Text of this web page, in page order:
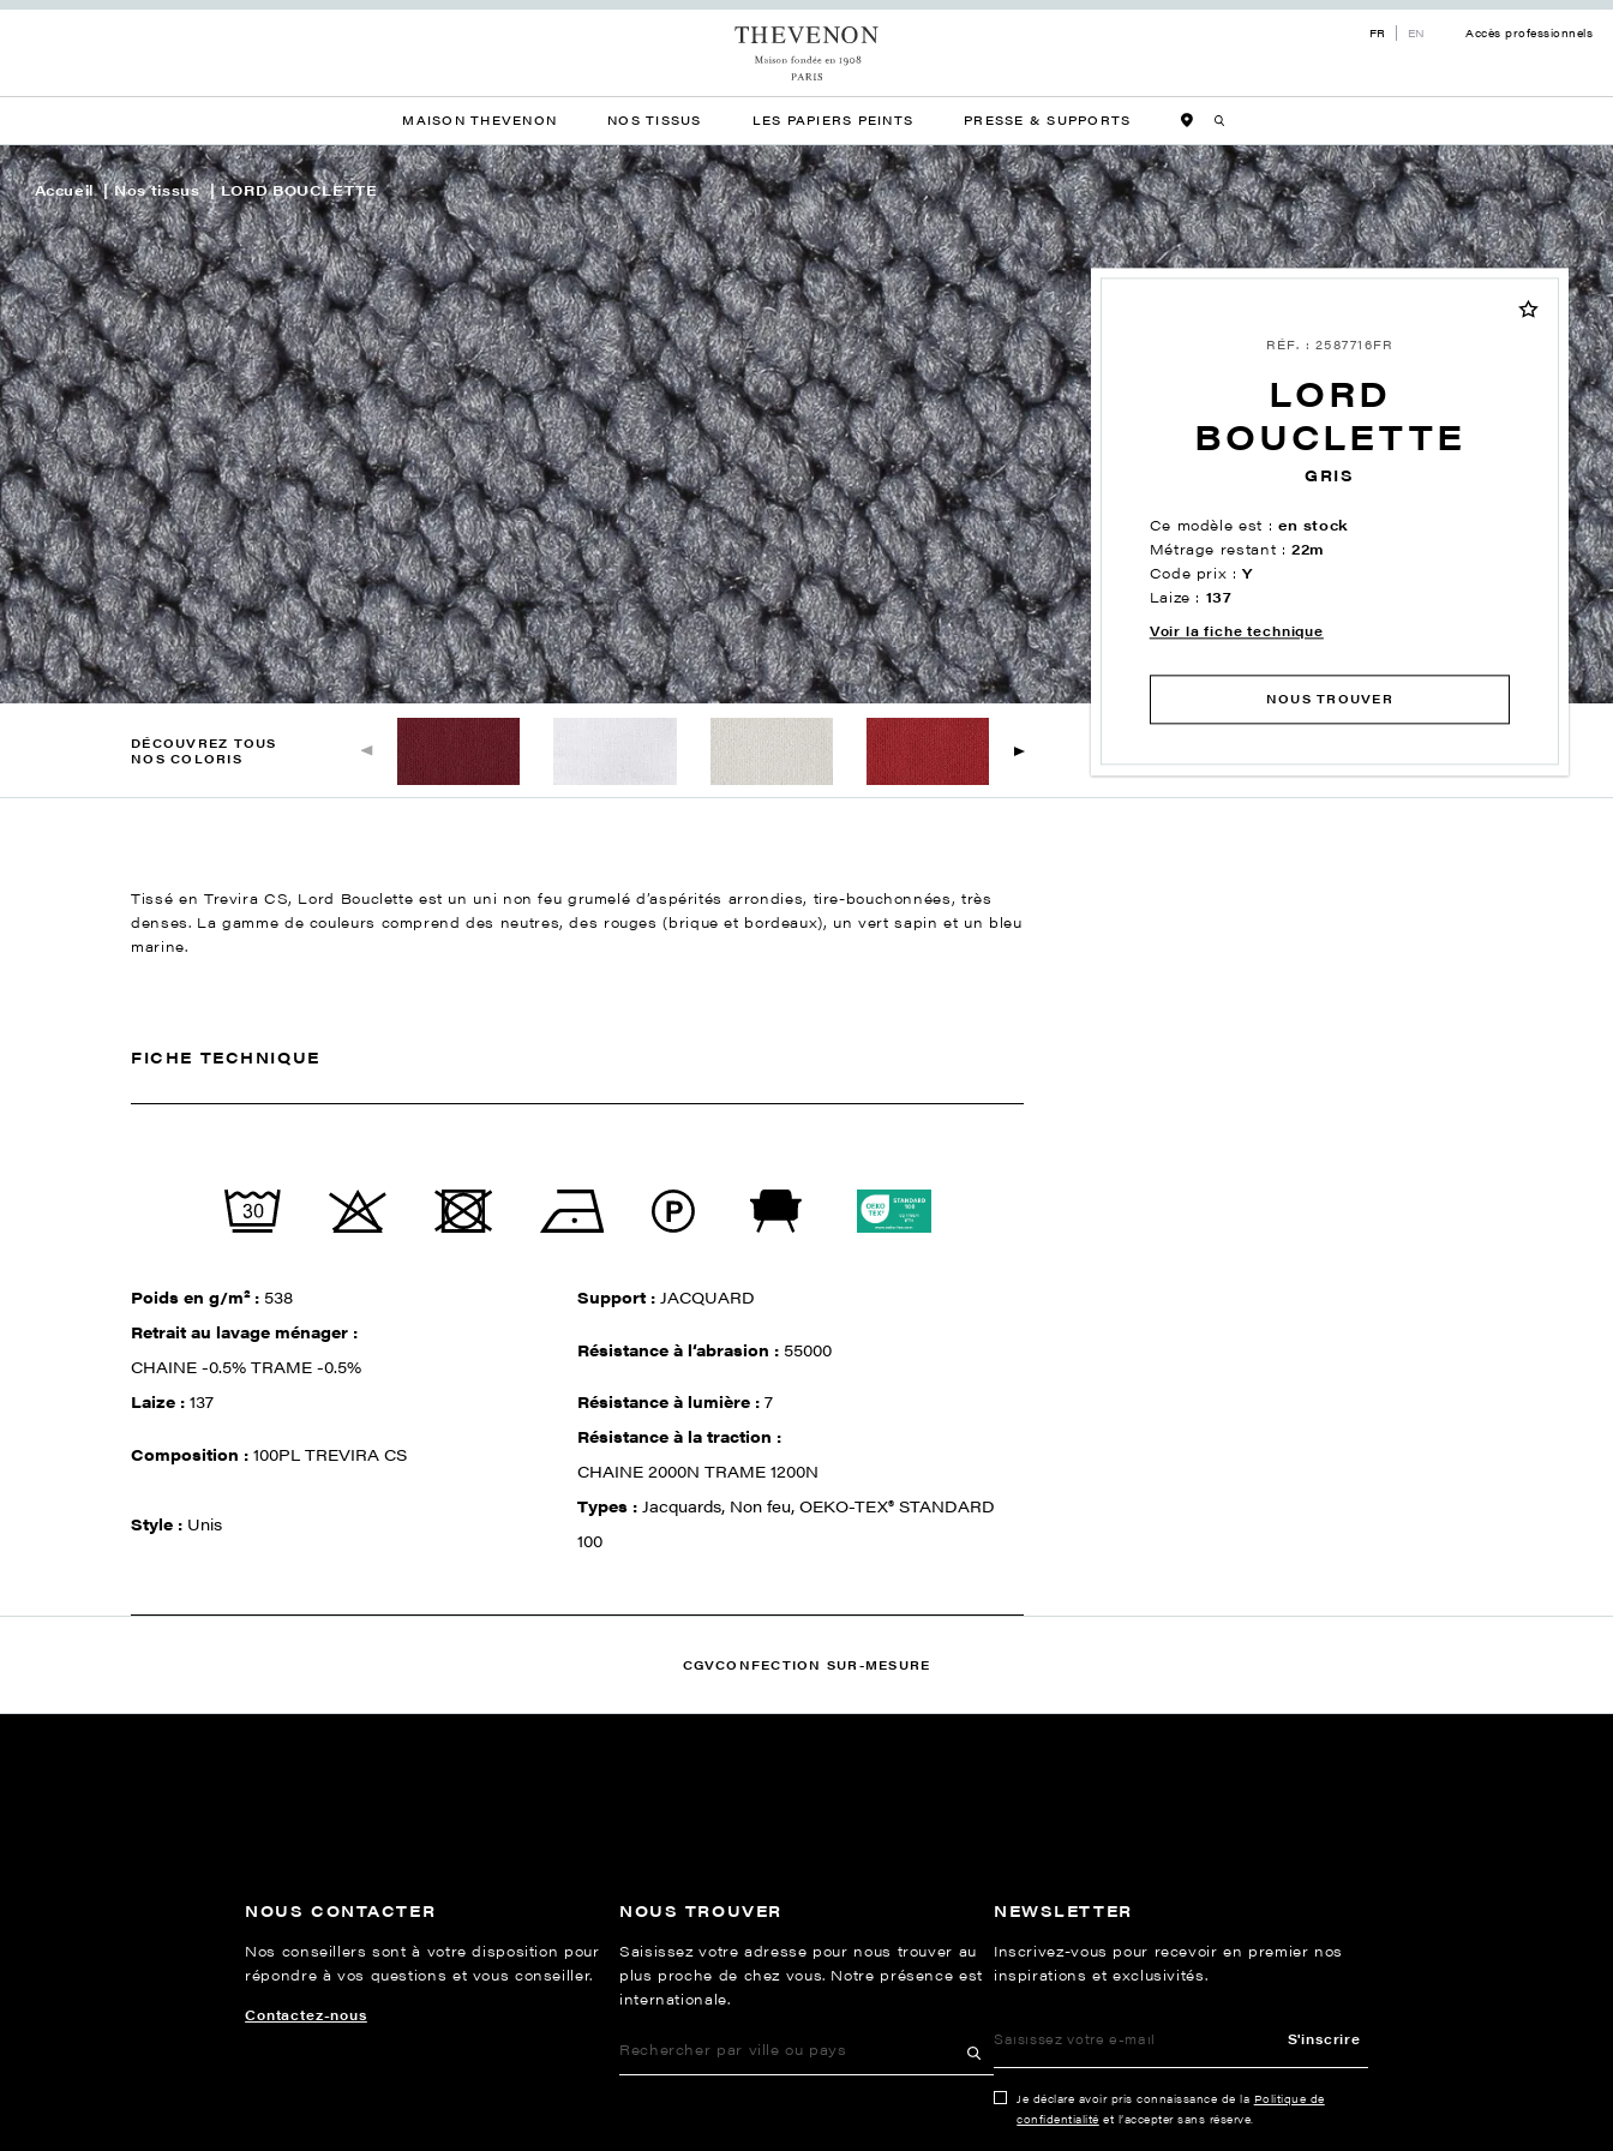
FR EN Accès professionnels
MAISON THEVENON NOS TISSUS LES PAPIERS PEINTS PRESSE & SUPPORTS
Accueil Nos tissus LORD BOUCLETTE
RÉF. : 2587716FR
LORD
BOUCLETTE
GRIS
Ce modèle est : en stock
Métrage restant :22m
Code prix :Y
Laize : 137
Voir la fiche technique
NOUS TROUVER
DÉCOUVREZ TOUS
NOS COLORIS
Tissé en Trevira CS, Lord Bouclette est un uni non feu grumelé d’aspérités arrondies, tire-bouchonnées, très
denses. La gamme de couleurs comprend des neutres, des rouges (brique et bordeaux), un vert sapin et un bleu
marine.
FICHE TECHNIQUE
Poids en g/m² : 538 Support :JACQUARD
Retrait au lavage ménager :
CHAINE -0.5% TRAME -0.5%
Résistance à l‘abrasion : 55000
Laize :137 Résistance à lumière :7
Composition :100PL TREVIRA CS
Résistance à la traction :
CHAINE 2000N TRAME 1200N
Style : Unis
Types :Jacquards, Non feu, OEKO-TEX® STANDARD
100
CGVCONFECTION SUR-MESURE
NOUS CONTACTER
Nos conseillers sont à votre disposition pour
répondre à vos questions et vous conseiller.
Contactez-nous
NOUS TROUVER
Saisissez votre adresse pour nous trouver au
plus proche de chez vous. Notre présence est
internationale.
NEWSLETTER
Inscrivez-vous pour recevoir en premier nos
inspirations et exclusivités.
S'inscrire
Je déclare avoir pris connaissance de la Politique de
confidentialité et l’accepter sans réserve.